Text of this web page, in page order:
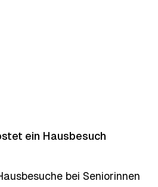
ein Hausbesuch
bei Seniorinnen